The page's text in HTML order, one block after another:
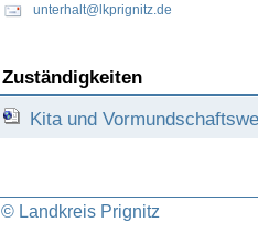
unterhalt@lkprignitz.de
Zuständigkeiten
Kita und
© Landkreis Prignitz